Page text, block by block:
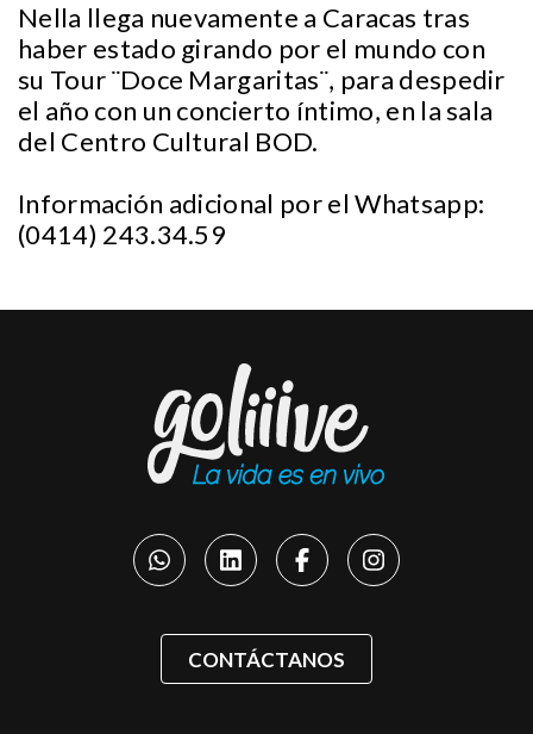
Nella llega nuevamente a Caracas tras
haber estado girando por el mundo con
su Tour ¨Doce Margaritas¨, para despedir
el año con un concierto íntimo, en la sala
del Centro Cultural BOD.
Información adicional por el Whatsapp:
(0414) 243.34.59
CONTÁCTANOS